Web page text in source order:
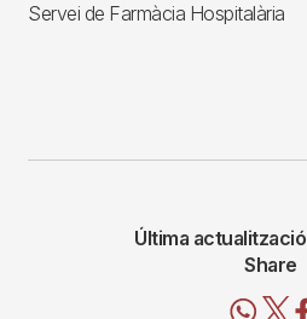
Servei de Farmàcia Hospitalària
Última actualització
Share